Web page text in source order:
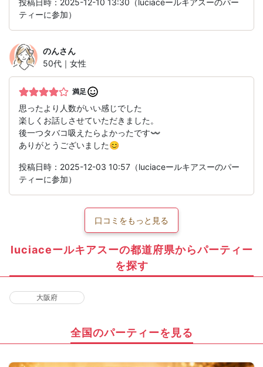
投稿日時：2025-12-10 13:30（luciaceールキアスーのパー
ティーに参加）
のんさん
50代｜女性
満足
思ったより人数がいい感じでした
楽しくお話しさせていただきました。
後一つタバコ吸えたらよかったです〰
ありがとうございました😊
投稿日時：2025-12-03 10:57（luciaceールキアスーのパー
ティーに参加）
口コミをもっと見る
luciaceールキアスーの都道府県からパーティー
を探す
大阪府
全国のパーティーを見る